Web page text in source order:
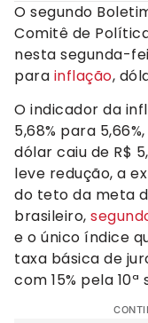
O segundo
Comitê de
nesta segunda-
para inflação,
O indicador da
5,68% para
dólar caiu de R$
leve redução, a
do teto da meta
brasileiro,
e o único índice
taxa básica de
com 15% pela 10ª